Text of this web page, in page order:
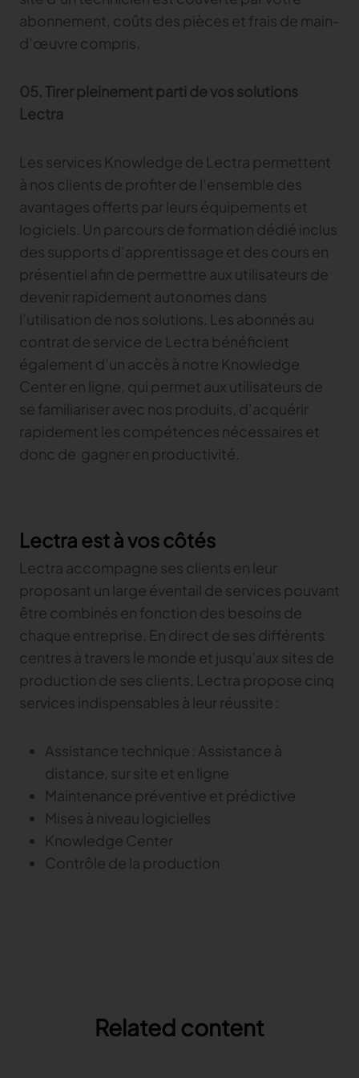
abonnement, coûts des pièces et frais de main-
d’œuvre compris.
05. Tirer pleinement parti de vos solutions
Lectra
Les services Knowledge de Lectra permettent
à nos clients de profiter de l’ensemble des
avantages offerts par leurs équipements et
logiciels. Un parcours de formation dédié inclus
des supports d’apprentissage et des cours en
présentiel afin de permettre aux utilisateurs de
devenir rapidement autonomes dans
l’utilisation de nos solutions. Les abonnés au
contrat de service de Lectra bénéficient
également d’un accès à notre Knowledge
Center en ligne, qui permet aux utilisateurs de
se familiariser avec nos produits, d’acquérir
rapidement les compétences nécessaires et
donc de gagner en productivité.
Lectra est à vos côtés
Lectra accompagne ses clients en leur
proposant un large éventail de services pouvant
être combinés en fonction des besoins de
chaque entreprise. En direct de ses différents
centres à travers le monde et jusqu’aux sites de
production de ses clients, Lectra propose cinq
services indispensables à leur réussite :
Assistance technique : Assistance à
distance, sur site et en ligne
Maintenance préventive et prédictive
Mises à niveau logicielles
Knowledge Center
Contrôle de la production
Related content